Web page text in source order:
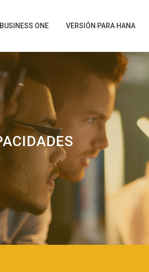
ONE VERSIÓN PARA HANA